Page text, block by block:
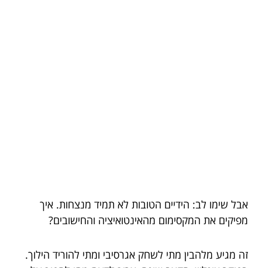
אבל שימו לב: הידיים הטובות לא תמיד מנצחות. איך
מפיקים את המקסימום מהאינטואיציה והחישובים?
זה מגיע מלהבין מתי לשחק אגרסיבי ומתי להוריד הילוך.